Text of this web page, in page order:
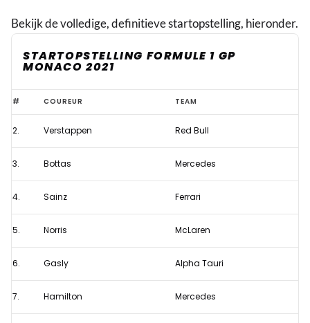
Bekijk de volledige, definitieve startopstelling, hieronder.
STARTOPSTELLING FORMULE 1 GP
MONACO 2021
Definitieve
startopstelling
Formule
1
Monaco
2021:
Verstappen
P1
# COUREUR TEAM
2. Verstappen Red Bull
3. Bottas Mercedes
4. Sainz Ferrari
5. Norris McLaren
6. Gasly Alpha Tauri
7. Hamilton Mercedes